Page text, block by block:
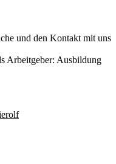
und den Kontakt mit uns
Arbeitgeber: Ausbildung